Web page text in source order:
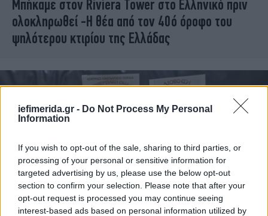
iefimerida.gr - Do Not Process My Personal
Information
If you wish to opt-out of the sale, sharing to third parties, or
processing of your personal or sensitive information for
targeted advertising by us, please use the below opt-out
section to confirm your selection. Please note that after your
opt-out request is processed you may continue seeing
interest-based ads based on personal information utilized by
Μπήκαμε στον Riviera Tower στο Ελληνικό πριν
ολοκληρωθεί -Η θέα από τον 40ό όροφο του
ψηλότερου κτιρίου της Ελλάδας